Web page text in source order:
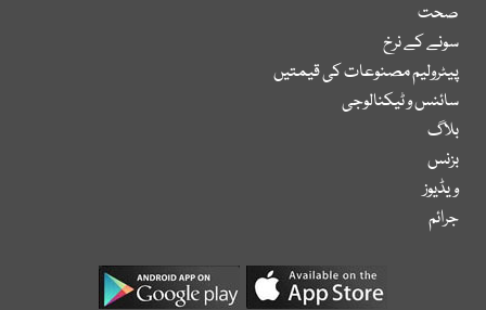
صحت
سونے کے نرخ
پیٹرولیم مصنوعات کی قیمتیں
سائنس و ٹیکنالوجی
بلاگ
بزنس
ویڈیوز
جرائم